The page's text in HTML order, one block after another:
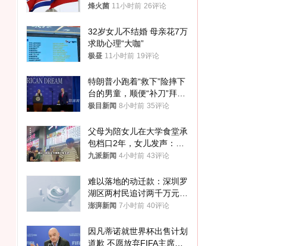
朝要动真格？
烽火菌 11小时前 26评论
32岁女儿不结婚 母亲花7万
求助心理“大咖”
极昼 11小时前 19评论
特朗普小跑着“救下”险摔下
台的男童，顺便“补刀”拜
登：“我可不想他像拜登一
极目新闻 8小时前 35评论
父母为陪女儿在大学食堂承
包档口2年，女儿发声：初
衷是为了陪伴，毕业后将不
九派新闻 4小时前 43评论
难以落地的动迁款：深圳罗
湖区两村民追讨两千万元动
迁款八年未果
澎湃新闻 7小时前 40评论
因凡蒂诺就世界杯出售计划
道歉 不愿放弃FIFA主席职